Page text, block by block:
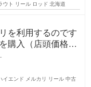
ウト リール ロッド 北海道
を利用するのです
購入（店頭価格8
イエンド メルカリ リール 中古